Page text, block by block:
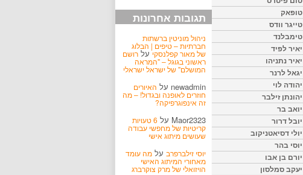
תגובות אחרונות
ניהול מוניטין ברשתות
חברתיות – טיפים | הבלוג
של מאור קפלנסקיעל רושם
ראשוני בגוגל – "המראה
המושלם" של ישראל ישראלי
newadmin על האיורים
חוזרים לאופנה ובגדול! – מה
זה אינפוגרפיקה?
Maor2323 על 6 טעויות
קריטיות של מחפשי עבודה
שעושים מיתוג אישי
יוסי זילברפרב על מה עומד
מאחורי המיתוג האישי
הויזואלי של מרק צוקרברג
טופאק
טייגר וודס
טימבלנד
יאיר לפיד
יאיר נתניהו
יגאל לרנר
יהודה לוי
יהונתן זילבר
יואב בר
יובל דרור
יולי דסיאטניקוב
יוסי בהר
יורם בן אבו
יעקב סמלסון